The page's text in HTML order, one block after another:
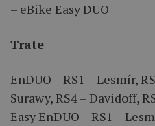
– eBike Easy DUO
Trate
EnDUO – RS1 – Lesmír,
Surawy, RS4 – Davidoff,
Easy EnDUO – RS1 –